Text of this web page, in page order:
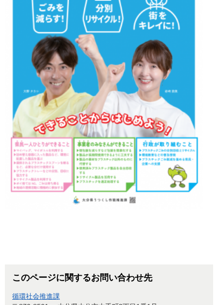
このページに関するお問い合わせ先
循環社会推進課